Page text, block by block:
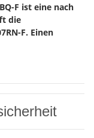
F ist eine nach
die
F. Einen